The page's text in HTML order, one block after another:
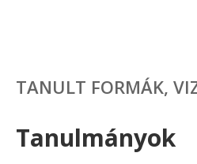
TANULT FORMÁK,
Tanulmányok